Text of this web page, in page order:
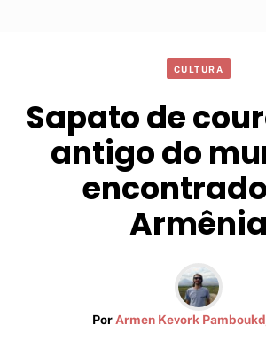
CULTURA
Sapato de
antigo do
Armênia
Por Armen Kevork